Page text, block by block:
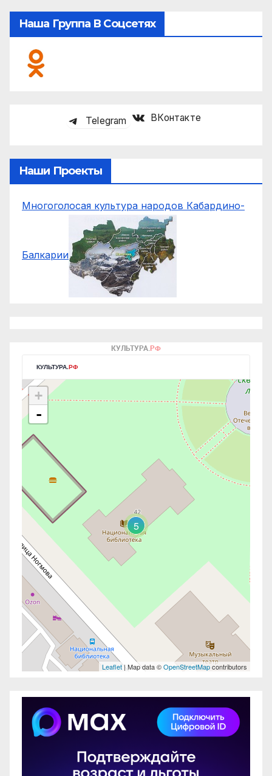
Наша Группа В Соцсетях
Telegram ВКонтакте
Наши Проекты
Многоголосая культура народов Кабардино-
Балкарии